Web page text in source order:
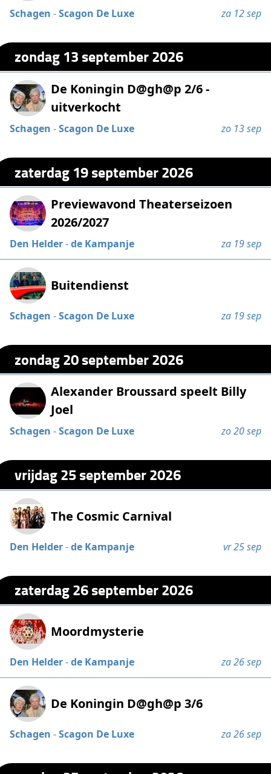
Schagen -Scagon De Luxe za 12 sep
zondag 13 september 2026
De Koningin D@gh@p 2/6 -
uitverkocht
Schagen -Scagon De Luxe zo 13 sep
zaterdag 19 september 2026
Previewavond Theaterseizoen
2026/2027
Den Helder-de Kampanje za 19 sep
Buitendienst
Schagen -Scagon De Luxe za 19 sep
zondag 20 september 2026
Alexander Broussard speelt Billy
Joel
Schagen -Scagon De Luxe zo 20 sep
vrijdag 25 september 2026
The Cosmic Carnival
Den Helder-de Kampanje vr 25 sep
zaterdag 26 september 2026
Moordmysterie
Den Helder-de Kampanje za 26 sep
De Koningin D@gh@p 3/6
Schagen -Scagon De Luxe za 26 sep